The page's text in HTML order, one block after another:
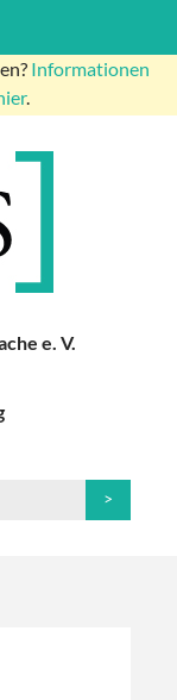
Informationen
.
e. V.